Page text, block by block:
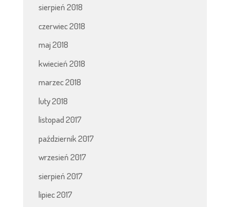
sierpień 2018
czerwiec 2018
maj 2018
kwiecień 2018
marzec 2018
luty 2018
listopad 2017
październik 2017
wrzesień 2017
sierpień 2017
lipiec 2017